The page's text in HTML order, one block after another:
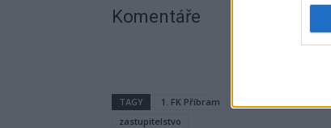
Komentáře
TAGY 1. FK Příbram
zastupitelstvo